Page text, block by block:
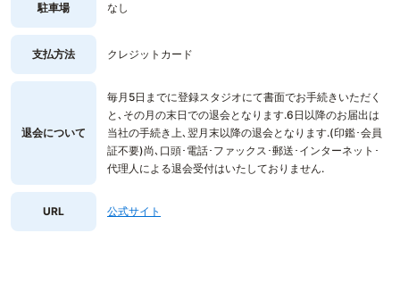
駐車場 なし
支払方法 クレジットカード
退会について
毎月5日までに登録スタジオにて書面でお手続きいただく
と､その月の末日での退会となります.6日以降のお届出は
当社の手続き上､翌月末以降の退会となります.(印鑑･会員
証不要)尚､口頭･電話･ファックス･郵送･インターネット･
代理人による退会受付はいたしておりません.
URL 公式サイト